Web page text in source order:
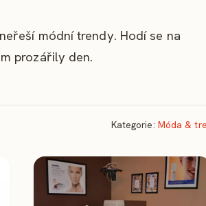
módní trendy. Hodí se na
prozářily den.
Kategorie: Móda &